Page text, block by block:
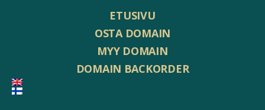
ETUSIVU
OSTA DOMAIN
MYY DOMAIN
DOMAIN BACKORDER